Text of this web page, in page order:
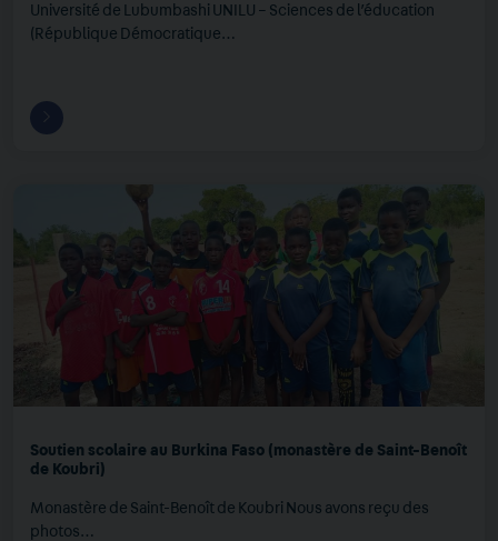
Université de Lubumbashi UNILU – Sciences de l’éducation
(République Démocratique…
Soutien scolaire au Burkina Faso (monastère de Saint-Benoît
de Koubri)
Monastère de Saint-Benoît de Koubri Nous avons reçu des
photos…